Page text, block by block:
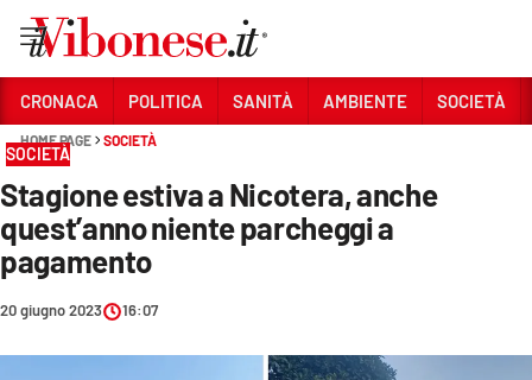
Sezioni
CRONACA
POLITICA
CRONACA POLITICA SANITÀ AMBIENTE SOCIETÀ
HOME PAGE SOCIETÀ
SOCIETÀ
Stagione estiva a Nicotera, anche
quest’anno niente parcheggi a
pagamento
20 giugno 2023 16:07